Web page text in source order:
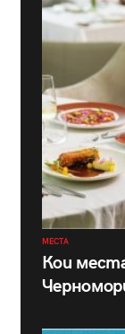
МЕСТА
Кои